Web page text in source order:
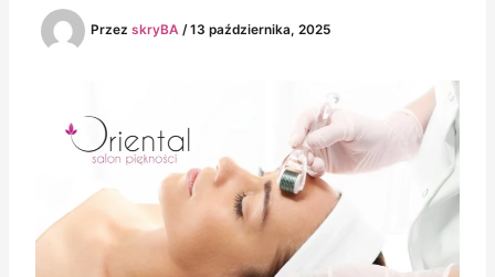
Przez skryBA /13 października, 2025